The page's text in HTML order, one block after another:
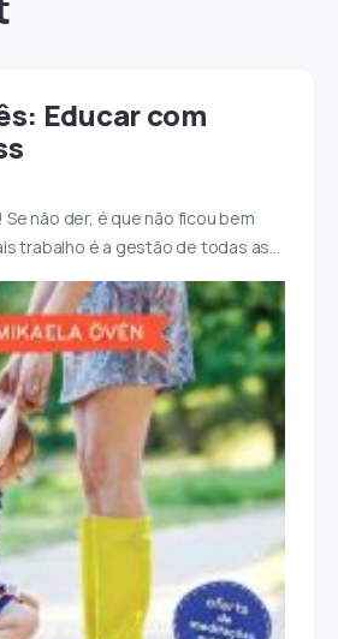
Educar com
não der, é que não ficou bem
trabalho é a gestão de todas as…